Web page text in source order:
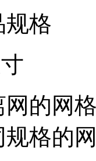
规格
的网
格的